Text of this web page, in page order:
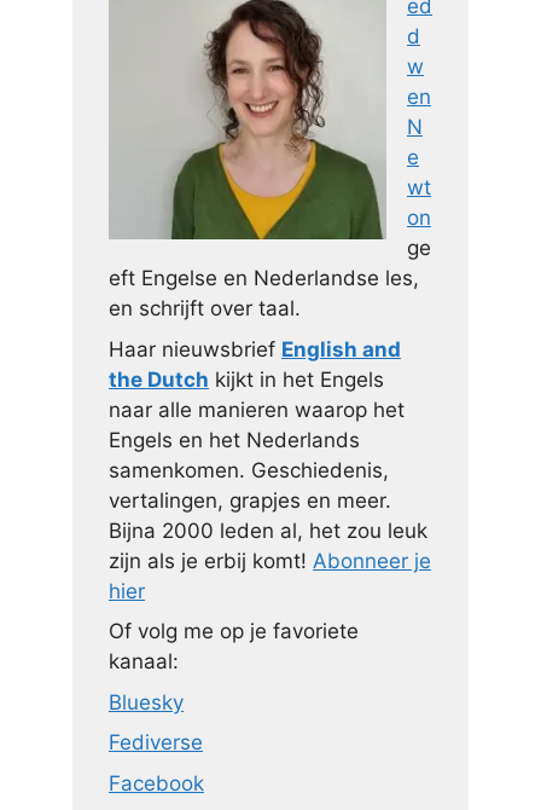
ed
d
w
en
N
e
wt
on
ge
eft Engelse en Nederlandse les,
en schrijft over taal.
Haar nieuwsbrief English and
the Dutch kijkt in het Engels
naar alle manieren waarop het
Engels en het Nederlands
samenkomen. Geschiedenis,
vertalingen, grapjes en meer.
Bijna 2000 leden al, het zou leuk
zijn als je erbij komt! Abonneer je
hier
Of volg me op je favoriete
kanaal:
Bluesky
Fediverse
Facebook